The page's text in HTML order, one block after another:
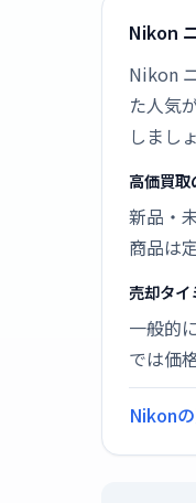
Nikon
Nikon
た人気
しまし
高価買取
新品・
商品は
売却タイ
一般的
では価
Nikon